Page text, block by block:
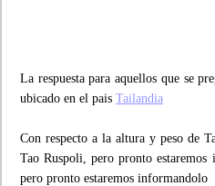
La respuesta para aquellos que se
ubicado en el pais Tailandia
Con respecto a la altura y peso de
Tao Ruspoli, pero pronto
pero pronto estaremos informandolo